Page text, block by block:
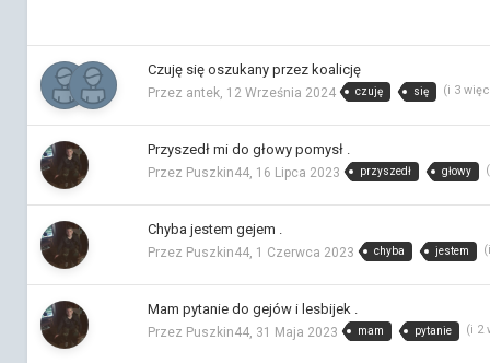
Czuję się oszukany przez koalicję
Przez antek, 12 Września 2024 czuję się (i 3
Przyszedł mi do głowy pomysł .
Przez Puszkin44, 16 Lipca 2023 przyszedł głowy
Chyba jestem gejem .
Przez Puszkin44, 1 Czerwca 2023 chyba jestem
Mam pytanie do gejów i lesbijek .
Przez Puszkin44, 31 Maja 2023 mam pytanie (i 2